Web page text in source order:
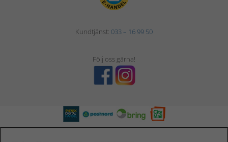
Kundtjänst: 033 – 16 99 50
Följ oss gärna!